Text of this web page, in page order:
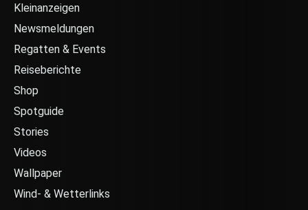
Kleinanzeigen
Newsmeldungen
Regatten & Events
Reiseberichte
Shop
Spotguide
Stories
Videos
Wallpaper
Wind- & Wetterlinks